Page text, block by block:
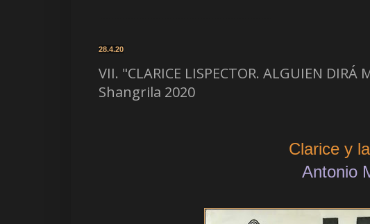
28.4.20
VII. "CLARICE LISPECTOR. ALGUIEN
Shangrila 2020
Clarice y
Antonio